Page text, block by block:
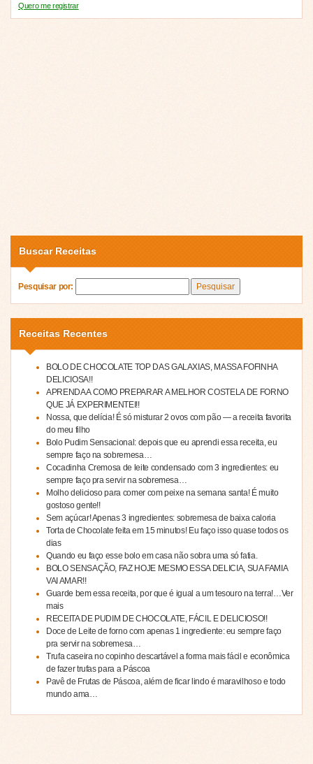
Quero me registrar
Buscar Receitas
Pesquisar por:
Receitas Recentes
BOLO DE CHOCOLATE TOP DAS GALAXIAS, MASSA FOFINHA
DELICIOSA!!
APRENDA A COMO PREPARAR A MELHOR COSTELA DE FORNO
QUE JÁ EXPERIMENTEI!!
Nossa, que delícia! É só misturar 2 ovos com pão — a receita favorita
do meu filho
Bolo Pudim Sensacional: depois que eu aprendi essa receita, eu
sempre faço na sobremesa…
Cocadinha Cremosa de leite condensado com 3 ingredientes: eu
sempre faço pra servir na sobremesa…
Molho delicioso para comer com peixe na semana santa! É muito
gostoso gente!!
Sem açúcar! Apenas 3 ingredientes: sobremesa de baixa caloria
Torta de Chocolate feita em 15 minutos! Eu faço isso quase todos os
dias
Quando eu faço esse bolo em casa não sobra uma só fatia.
BOLO SENSAÇÃO, FAZ HOJE MESMO ESSA DELICIA, SUA FAMIA
VAI AMAR!!
Guarde bem essa receita, por que é igual a um tesouro na terra!…Ver
mais
RECEITA DE PUDIM DE CHOCOLATE, FÁCIL E DELICIOSO!!
Doce de Leite de forno com apenas 1 ingrediente: eu sempre faço
pra servir na sobremesa…
Trufa caseira no copinho descartável a forma mais fácil e econômica
de fazer trufas para a Páscoa
Pavê de Frutas de Páscoa, além de ficar lindo é maravilhoso e todo
mundo ama…